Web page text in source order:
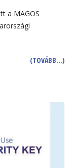
a MAGOS
(TOVÁBB…)